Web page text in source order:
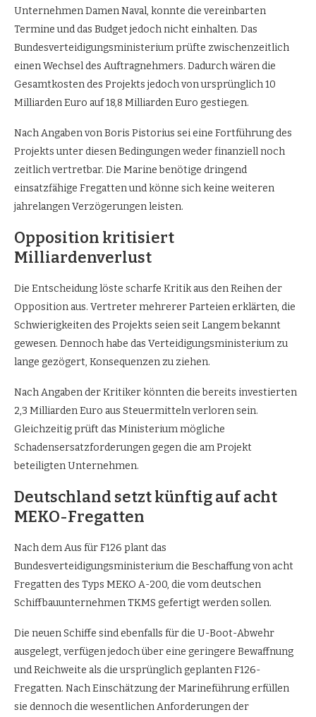
Unternehmen Damen Naval, konnte die vereinbarten
Termine und das Budget jedoch nicht einhalten. Das
Bundesverteidigungsministerium prüfte zwischenzeitlich
einen Wechsel des Auftragnehmers. Dadurch wären die
Gesamtkosten des Projekts jedoch von ursprünglich 10
Milliarden Euro auf 18,8 Milliarden Euro gestiegen.
Nach Angaben von Boris Pistorius sei eine Fortführung des
Projekts unter diesen Bedingungen weder finanziell noch
zeitlich vertretbar. Die Marine benötige dringend
einsatzfähige Fregatten und könne sich keine weiteren
jahrelangen Verzögerungen leisten.
Opposition kritisiert
Milliardenverlust
Die Entscheidung löste scharfe Kritik aus den Reihen der
Opposition aus. Vertreter mehrerer Parteien erklärten, die
Schwierigkeiten des Projekts seien seit Langem bekannt
gewesen. Dennoch habe das Verteidigungsministerium zu
lange gezögert, Konsequenzen zu ziehen.
Nach Angaben der Kritiker könnten die bereits investierten
2,3 Milliarden Euro aus Steuermitteln verloren sein.
Gleichzeitig prüft das Ministerium mögliche
Schadensersatzforderungen gegen die am Projekt
beteiligten Unternehmen.
Deutschland setzt künftig auf acht
MEKO-Fregatten
Nach dem Aus für F126 plant das
Bundesverteidigungsministerium die Beschaffung von acht
Fregatten des Typs MEKO A-200, die vom deutschen
Schiffbauunternehmen TKMS gefertigt werden sollen.
Die neuen Schiffe sind ebenfalls für die U-Boot-Abwehr
ausgelegt, verfügen jedoch über eine geringere Bewaffnung
und Reichweite als die ursprünglich geplanten F126-
Fregatten. Nach Einschätzung der Marineführung erfüllen
sie dennoch die wesentlichen Anforderungen der